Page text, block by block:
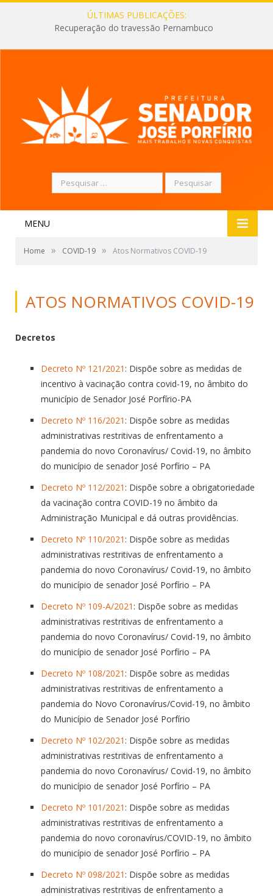
ÚLTIMAS PUBLICAÇÕES:
Recuperação do travessão Pernambuco
Pesquisar
por:
MENU
Home » COVID-19 » Atos Normativos COVID-19
ATOS NORMATIVOS COVID-19
Decretos
Decreto Nº 121/2021 : Dispõe sobre as medidas de
incentivo à vacinação contra covid-19, no âmbito do
município de Senador José Porfírio-PA
Decreto Nº 116/2021 : Dispõe sobre as medidas
administrativas restritivas de enfrentamento a
pandemia do novo Coronavírus/ Covid-19, no âmbito
do município de senador José Porfírio – PA
Decreto Nº 112/2021 : Dispõe sobre a obrigatoriedade
da vacinação contra COVID-19 no âmbito da
Administração Municipal e dá outras providências.
Decreto Nº 110/2021 : Dispõe sobre as medidas
administrativas restritivas de enfrentamento a
pandemia do novo Coronavírus/ Covid-19, no âmbito
do município de senador José Porfírio – PA
Decreto Nº 109-A/2021 : Dispõe sobre as medidas
administrativas restritivas de enfrentamento a
pandemia do novo Coronavírus/ Covid-19, no âmbito
do município de senador José Porfírio – PA
Decreto Nº 108/2021 : Dispõe sobre as medidas
administrativas restritivas de enfrentamento a
pandemia do Novo Coronavírus/Covid-19, no âmbito
do Município de Senador José Porfírio
Decreto Nº 102/2021 : Dispõe sobre as medidas
administrativas restritivas de enfrentamento a
pandemia do novo Coronavírus/ Covid-19, no âmbito
do município de senador José Porfírio – PA
Decreto Nº 101/2021 : Dispõe sobre as medidas
administrativas restritivas de enfrentamento a
pandemia do novo coronavírus/COVID-19, no âmbito
do município de senador José Porfírio – PA
Decreto Nº 098/2021 : Dispõe sobre as medidas
administrativas restritivas de enfrentamento a